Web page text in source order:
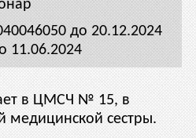
до 20.12.2024
11.06.2024
в ЦМСЧ № 15, в
медицинской сестры.